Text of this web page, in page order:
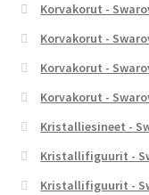
Korvakorut -
Korvakorut -
Korvakorut -
Korvakorut -
Kristalliesineet -
Kristallifiguurit -
Kristallifiguurit -